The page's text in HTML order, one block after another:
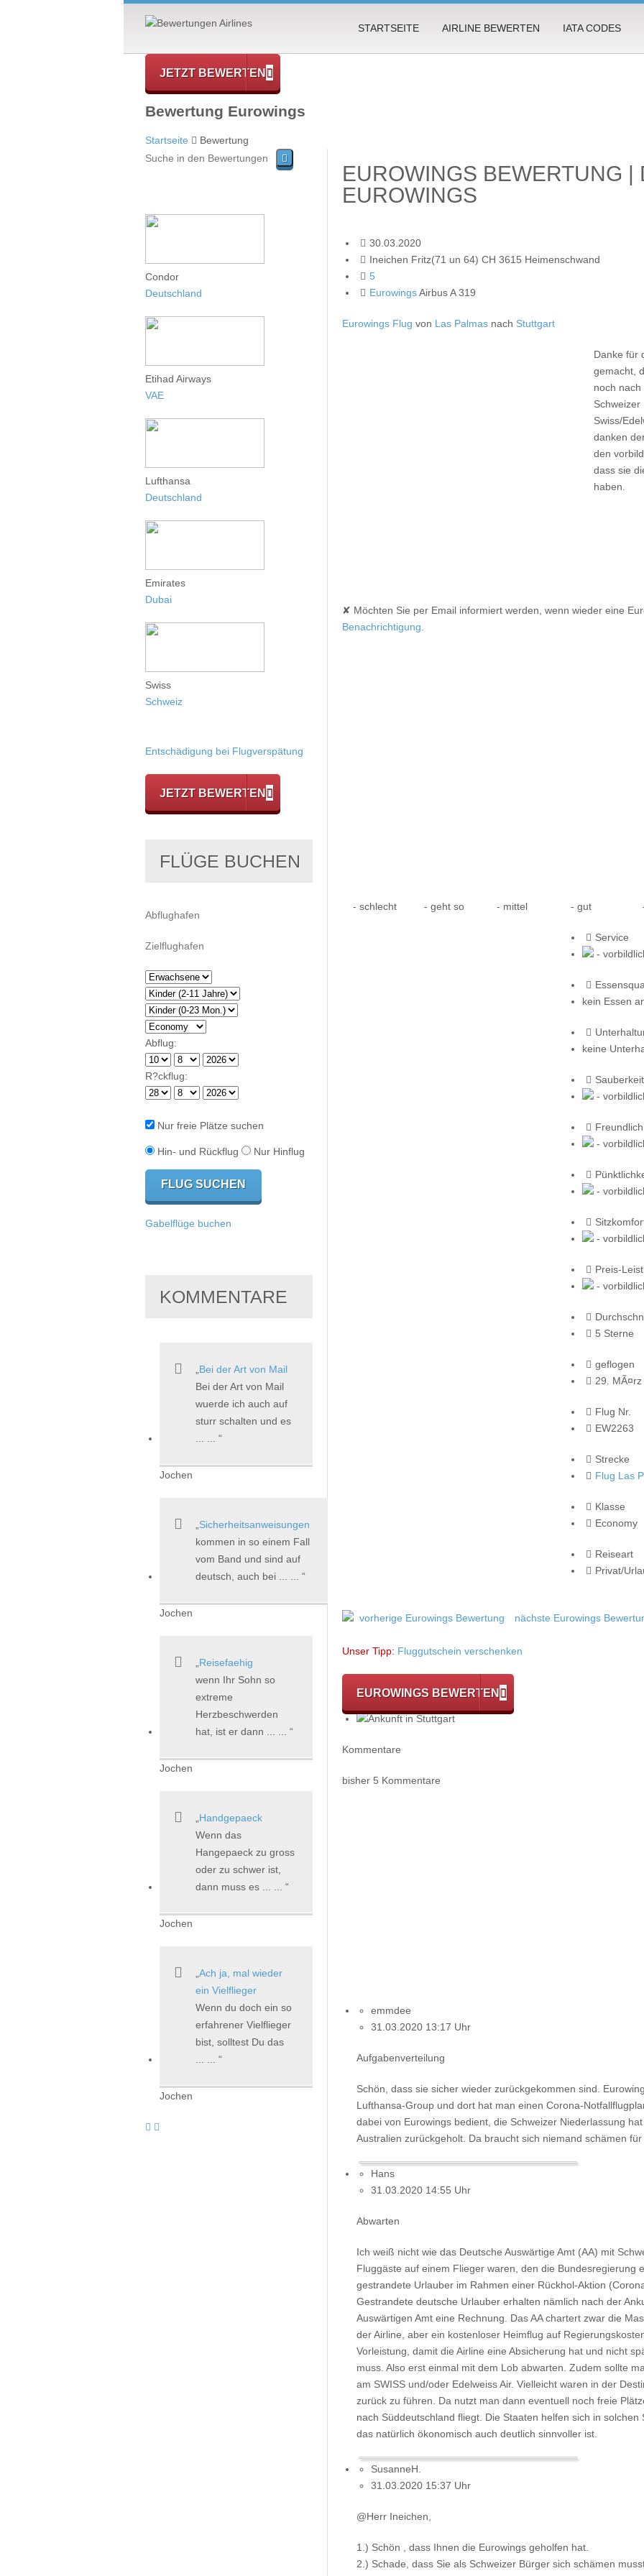
STARTSEITE AIRLINE BEWERTEN IATA CODES
JETZT BEWERTEN
Bewertung Eurowings
Startseite Bewertung
EUROWINGS BEWERTUNG |
EUROWINGS
30.03.2020
Ineichen Fritz(71 un 64) CH 3615 Heimenschwand
5
EurowingsAirbus A 319
Eurowings Flug von Las Palmas nach Stuttgart
Danke für
gemacht,
noch
Swiss/
danken
den
dass sie
haben.
✘ Möchten Sie per Email informiert werden, wenn wieder eine
Benachrichtigung
- schlecht - geht so - mittel - gut
Service
-
kein Essen
keine
Sauberkeit
-
-
-
-
Preis-
-
5 Sterne
geflogen
29.
Flug Nr.
EW2263
Strecke
Flug Las
Klasse
Economy
Reiseart
Privat/
vorherige Eurowings Bewertung nächste Eurowings
Unser Tipp: Fluggutschein verschenken
EUROWINGS BEWERTEN
Kommentare
bisher 5 Kommentare
emmdee
31.03.2020 13:17 Uhr
Aufgabenverteilung
Schön, dass sie sicher wieder zurückgekommen sind.
Lufthansa-Group und dort hat man einen Corona-
dabei von Eurowings bedient, die Schweizer Niederlassung
Australien zurückgeholt. Da braucht sich niemand schämen
Hans
31.03.2020 14:55 Uhr
Abwarten
Ich weiß nicht wie das Deutsche Auswärtige Amt (AA) mit
Fluggäste auf einem Flieger waren, den die Bundesregierung
gestrandete Urlauber im Rahmen einer Rückhol-Aktion
Gestrandete deutsche Urlauber erhalten nämlich nach der
Auswärtigen Amt eine Rechnung. Das AA chartert zwar die
der Airline, aber ein kostenloser Heimflug auf
Vorleistung, damit die Airline eine Absicherung hat und nicht
muss. Also erst einmal mit dem Lob abwarten. Zudem sollte
am SWISS und/oder Edelweiss Air. Vielleicht waren in der
zurück zu führen. Da nutzt man dann eventuell noch freie
nach Süddeutschland fliegt. Die Staaten helfen sich in
das natürlich ökonomisch auch deutlich sinnvoller ist.
SusanneH.
31.03.2020 15:37 Uhr
@Herr Ineichen,
1.) Schön , dass Ihnen die Eurowings geholfen hat.
2.) Schade, dass Sie als Schweizer Bürger sich schämen
Condor
Deutschland
Etihad Airways
VAE
Lufthansa
Deutschland
Emirates
Dubai
Swiss
Schweiz
Entschädigung bei Flugverspätung
JETZT BEWERTEN
FLÜGE BUCHEN
Abflug:
R?ckflug:
Nur freie Plätze suchen
Hin- und Rückflug Nur Hinflug
Gabelflüge buchen
KOMMENTARE
Bei der Art von Mail
Bei der Art von Mail
wuerde ich auch auf
sturr schalten und es
Jochen
Sicherheitsanweisungen
kommen in so einem Fall
vom Band und sind auf
deutsch, auch bei ... ...
Jochen
Reisefaehig
wenn Ihr Sohn so
extreme
Herzbeschwerden
hat, ist er dann ... ...
Jochen
Handgepaeck
Wenn das
Hangepaeck zu gross
oder zu schwer ist,
dann muss es ... ...
Jochen
Ach ja, mal wieder
ein Vielflieger
Wenn du doch ein so
erfahrener Vielflieger
bist, solltest Du das
Jochen